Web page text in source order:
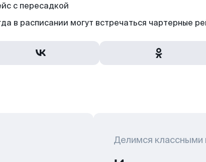
с пересадкой
в расписании могут встречаться чартерные
Делимся классными